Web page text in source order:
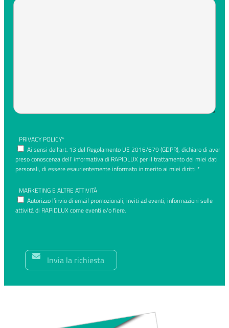
PRIVACY POLICY*
Ai sensi dell’art. 13 del Regolamento UE 2016/679 (GDPR), dichiaro di aver
preso conoscenza dell’ informativa di RAPIDLUX per il trattamento dei miei dati
personali, di essere esaurientemente informato in merito ai miei diritti *
MARKETING E ALTRE ATTIVITÀ
Autorizzo l’invio di email promozionali, inviti ad eventi, informazioni sulle
attività di RAPIDLUX come eventi e/o fiere.